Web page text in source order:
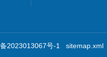
2023013067号-1 sitemap.xml